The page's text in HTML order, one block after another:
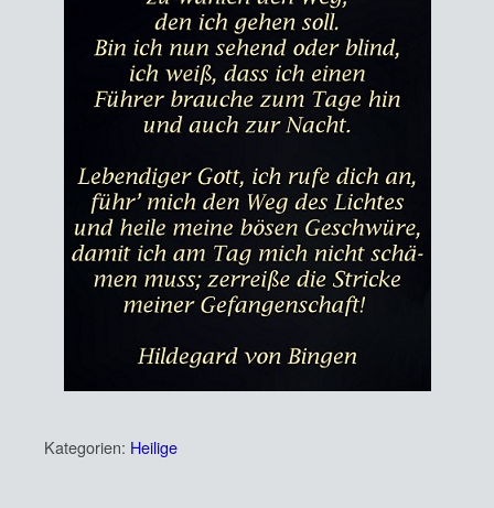
Kategorien: Heilige